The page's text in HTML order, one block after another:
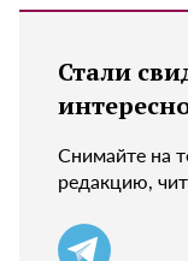
Стали
Снимайте на
редакцию,